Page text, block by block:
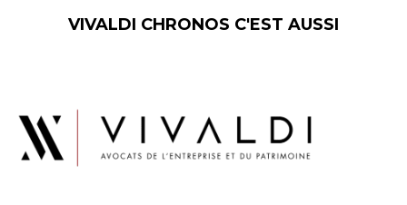
VIVALDI CHRONOS C'EST AUSSI